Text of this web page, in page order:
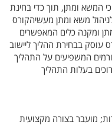
המשא ומתן, תוך כדי בחינת
משא ומתן מעשיהקורס
ומקנה כלים המאפשרים
עוסק בבחירת ההליך ליישוב
המשפיעים על התהליך
בעלות התהליך
מועבר בצורה מקצועית